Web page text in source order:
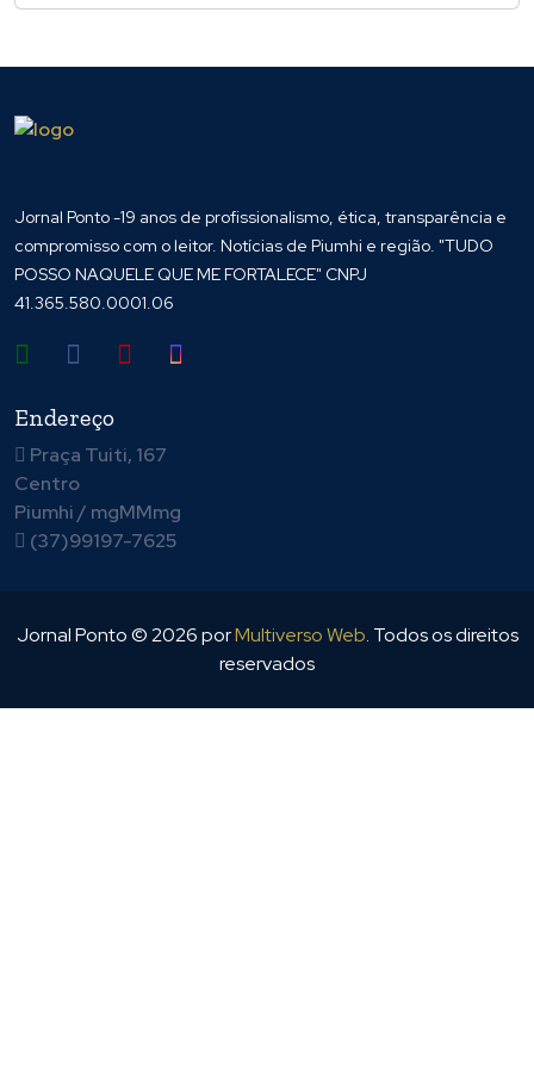
Jornal Ponto -19 anos de profissionalismo, ética, transparência e
compromisso com o leitor. Notícias de Piumhi e região. "TUDO
POSSO NAQUELE QUE ME FORTALECE" CNPJ
41.365.580.0001.06
Endereço
Praça Tuiti, 167
Centro
Piumhi / mgMMmg
(37)99197-7625
Jornal Ponto ©2026porMultiverso Web. Todos os direitos
reservados